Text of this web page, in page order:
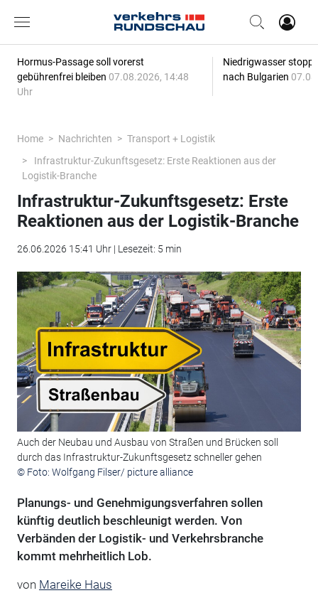
Hormus-Passage soll vorerst
gebührenfrei bleiben 07.08.2026, 14:48
Uhr
Niedrigwasser
nach Bulgarien
Home Nachrichten
Transport + Logistik
Infrastruktur-Zukunftsgesetz: Erste Reaktionen aus der
Logistik-Branche
Infrastruktur-Zukunftsgesetz: Erste
Reaktionen aus der Logistik-Branche
26.06.2026 15:41 Uhr | Lesezeit: 5 min
Auch der Neubau und Ausbau von Straßen und Brücken soll
durch das Infrastruktur-Zukunftsgesetz schneller gehen
© Foto: Wolfgang Filser/ picture alliance
Planungs- und Genehmigungsverfahren sollen
künftig deutlich beschleunigt werden. Von
Verbänden der Logistik- und Verkehrsbranche
kommt mehrheitlich Lob.
von Mareike Haus